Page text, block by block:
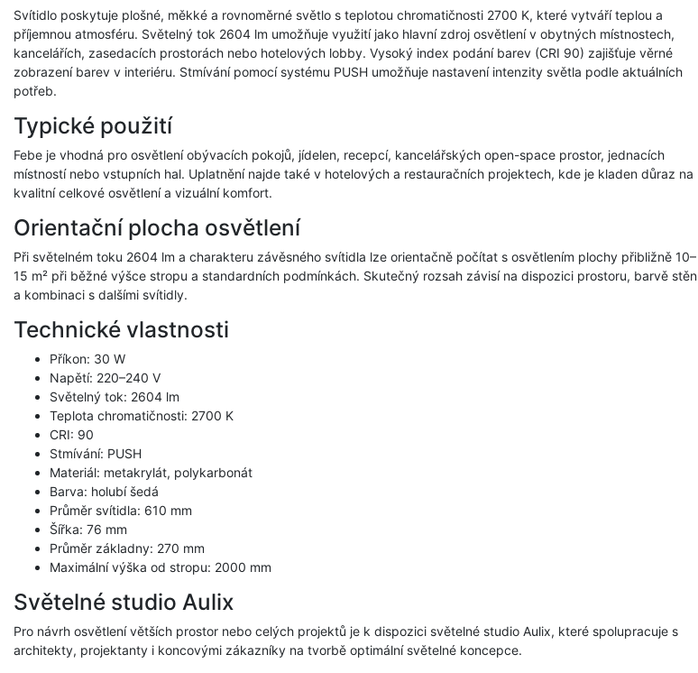
Svítidlo poskytuje plošné, měkké a rovnoměrné světlo s teplotou chromatičnosti 2700 K, které vytváří teplou a
příjemnou atmosféru. Světelný tok 2604 lm umožňuje využití jako hlavní zdroj osvětlení v obytných místnostech,
kancelářích, zasedacích prostorách nebo hotelových lobby. Vysoký index podání barev (CRI 90) zajišťuje věrné
zobrazení barev v interiéru. Stmívání pomocí systému PUSH umožňuje nastavení intenzity světla podle aktuálních
potřeb.
Typické použití
Febe je vhodná pro osvětlení obývacích pokojů, jídelen, recepcí, kancelářských open-space prostor, jednacích
místností nebo vstupních hal. Uplatnění najde také v hotelových a restauračních projektech, kde je kladen důraz na
kvalitní celkové osvětlení a vizuální komfort.
Orientační plocha osvětlení
Při světelném toku 2604 lm a charakteru závěsného svítidla lze orientačně počítat s osvětlením plochy přibližně 10–
15 m² při běžné výšce stropu a standardních podmínkách. Skutečný rozsah závisí na dispozici prostoru, barvě stěn
a kombinaci s dalšími svítidly.
Technické vlastnosti
Příkon: 30 W
Napětí: 220–240 V
Světelný tok: 2604 lm
Teplota chromatičnosti: 2700 K
CRI: 90
Stmívání: PUSH
Materiál: metakrylát, polykarbonát
Barva: holubí šedá
Průměr svítidla: 610 mm
Šířka: 76 mm
Průměr základny: 270 mm
Maximální výška od stropu: 2000 mm
Světelné studio Aulix
Pro návrh osvětlení větších prostor nebo celých projektů je k dispozici světelné studio Aulix, které spolupracuje s
architekty, projektanty i koncovými zákazníky na tvorbě optimální světelné koncepce.